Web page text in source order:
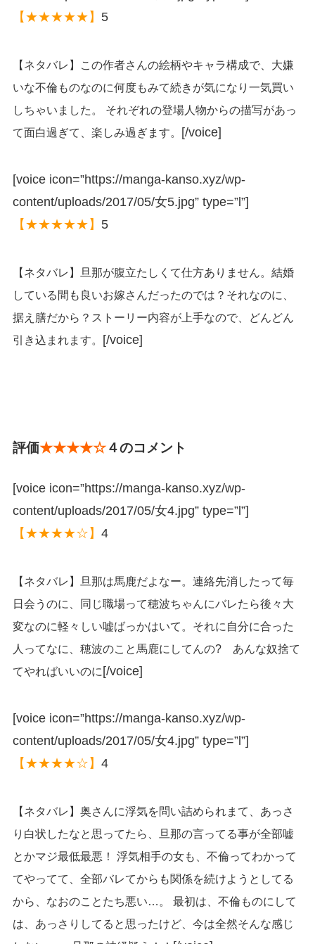
【★★★★★】 5
【ネタバレ】この作者さんの絵柄やキャラ構成で、大嫌
いな不倫ものなのに何度もみて続きが気になり一気買い
しちゃいました。 それぞれの登場人物からの描写があっ
て面白過ぎて、楽しみ過ぎます。 [/voice]
[voice icon=”https://manga-kanso.xyz/wp-
content/uploads/2017/05/女5.jpg” type=”l”]
【★★★★★】 5
【ネタバレ】旦那が腹立たしくて仕方ありません。結婚
している間も良いお嫁さんだったのでは？それなのに、
据え膳だから？ストーリー内容が上手なので、どんどん
引き込まれます。
[/voice]
評価★★★★☆４のコメント
[voice icon=”https://manga-kanso.xyz/wp-
content/uploads/2017/05/女4.jpg” type=”l”]
【★★★★☆】 4
【ネタバレ】旦那は馬鹿だよなー。連絡先消したって毎
日会うのに、同じ職場って穂波ちゃんにバレたら後々大
変なのに軽々しい嘘ばっかはいて。それに自分に合った
人ってなに、穂波のこと馬鹿にしてんの? あんな奴捨て
てやればいいのに[/voice]
[voice icon=”https://manga-kanso.xyz/wp-
content/uploads/2017/05/女4.jpg” type=”l”]
【★★★★☆】 4
【ネタバレ】奥さんに浮気を問い詰められまて、あっさ
り白状したなと思ってたら、旦那の言ってる事が全部嘘
とかマジ最低最悪！ 浮気相手の女も、不倫ってわかって
てやってて、全部バレてからも関係を続けようとしてる
から、なおのことたち悪い…。 最初は、不倫ものにして
は、あっさりしてると思ったけど、今は全然そんな感じ